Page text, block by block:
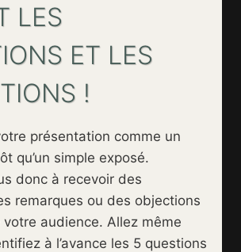
LES
ET LES
!
présentation comme un
qu’un simple exposé.
donc à recevoir des
remarques ou des objections
audience. Allez même
à l’avance les 5 questions